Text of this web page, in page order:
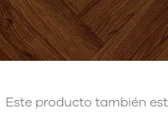
Este producto también